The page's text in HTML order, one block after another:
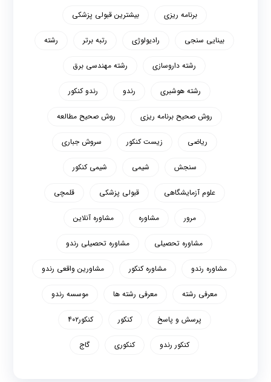
برنامه ریزی بیشترین قبولی پزشکی
بینایی سنجی رادیولوژی رتبه برتر رشته
رشته داروسازی رشته مهندسی برق
رشته هوشبری رندو رندو کنکور
روش صحیح برنامه ریزی روش صحیح مطالعه
ریاضی زیست کنکور سروش جباری
سنجش شیمی شیمی کنکور
علوم آزمایشگاهی قبولی پزشکی قلمچی
مرور مشاوره مشاوره آنلاین
مشاوره تحصیلی مشاوره تحصیلی رندو
مشاوره رندو مشاوره کنکور مشاورین واقعی رندو
معرفی رشته معرفی رشته ها موسسه رندو
پرسش و پاسخ کنکور کنکور۴۰۲
کنکور رندو کنکوری گاج